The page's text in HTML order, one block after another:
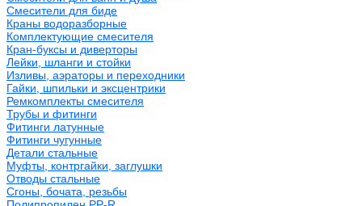
Смесители для биде
Краны водоразборные
Комплектующие смесителя
Кран-буксы и диверторы
Лейки, шланги и стойки
Изливы, аэраторы и переходники
Гайки, шпильки и эксцентрики
Ремкомплекты смесителя
Трубы и фитинги
Фитинги латунные
Фитинги чугунные
Детали стальные
Муфты, контргайки, заглушки
Отводы стальные
Сгоны, бочата, резьбы